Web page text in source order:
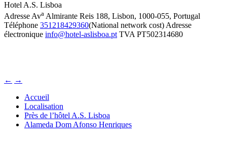
Hotel A.S. Lisboa
Adresse Ava Almirante Reis 188, Lisbon, 1000-055, Portugal
Téléphone 351218429360(National network cost) Adresse
électronique info@hotel-aslisboa.pt TVA PT502314680
← →
Accueil
Localisation
Près de l’hôtel A.S. Lisboa
Alameda Dom Afonso Henriques